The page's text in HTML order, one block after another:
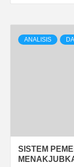
ANALISIS
SISTEM